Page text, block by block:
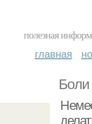
полезная
главная